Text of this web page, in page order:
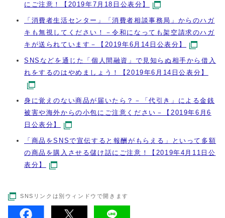
にご注意！【2019年7月18日公表分】
「消費者生活センター」「消費者相談事務局」からのハガ
キも無視してください！－令和になっても架空請求のハガ
キが送られています－【2019年6月14日公表分】
SNSなどを通じた「個人間融資」で見知らぬ相手から借入
れをするのはやめましょう！【2019年6月14日公表分】
身に覚えのない商品が届いたら？－「代引き」による金銭
被害や海外からの小包にご注意ください－【2019年6月6
日公表分】
「商品をSNSで宣伝すると報酬がもらえる」といって多額
の商品を購入させる儲け話にご注意！【2019年4月11日公
表分】
SNSリンクは別ウィンドウで開きます